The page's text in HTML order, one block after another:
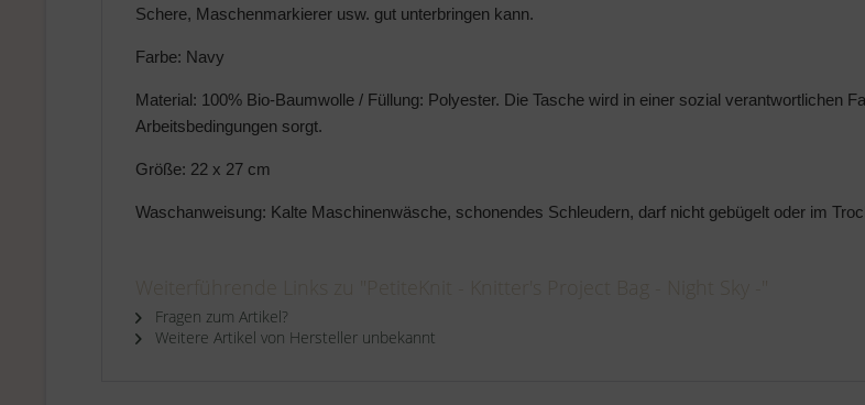
Schere, Maschenmarkierer usw. gut unterbringen kann.
Farbe: Navy
Material: 100% Bio-Baumwolle / Füllung: Polyester. Die Tasche wird in einer sozial verantwortlichen
Arbeitsbedingungen sorgt.
Größe: 22 x 27 cm
Waschanweisung: Kalte Maschinenwäsche, schonendes Schleudern, darf nicht gebügelt oder im
Fragen zum Artikel?
Weitere Artikel von Hersteller unbekannt